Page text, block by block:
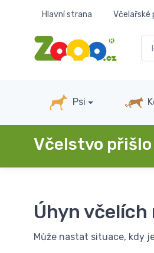
Hlavní strana
Psi
Včelstvo
Úhyn včelích
Může nastat situace, kdy